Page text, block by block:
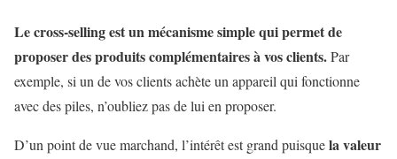
Le cross-selling est un mécanisme simple qui permet de
proposer des produits complémentaires à vos clients.Par
exemple, si un de vos clients achète un appareil qui fonctionne
avec des piles, n’oubliez pas de lui en proposer.
D’un point de vue marchand, l’intérêt est grand puisquela valeur